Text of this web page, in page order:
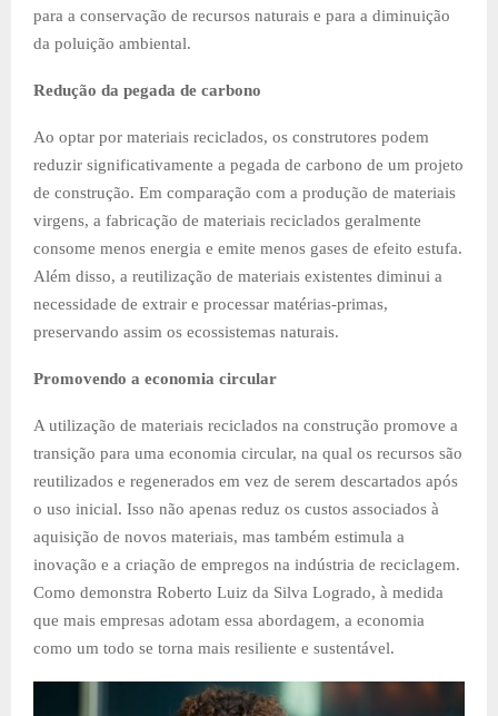
para a conservação de recursos naturais e para a diminuição
da poluição ambiental.
Redução da pegada de carbono
Ao optar por materiais reciclados, os construtores podem
reduzir significativamente a pegada de carbono de um projeto
de construção. Em comparação com a produção de materiais
virgens, a fabricação de materiais reciclados geralmente
consome menos energia e emite menos gases de efeito estufa.
Além disso, a reutilização de materiais existentes diminui a
necessidade de extrair e processar matérias-primas,
preservando assim os ecossistemas naturais.
Promovendo a economia circular
A utilização de materiais reciclados na construção promove a
transição para uma economia circular, na qual os recursos são
reutilizados e regenerados em vez de serem descartados após
o uso inicial. Isso não apenas reduz os custos associados à
aquisição de novos materiais, mas também estimula a
inovação e a criação de empregos na indústria de reciclagem.
Como demonstra Roberto Luiz da Silva Logrado, à medida
que mais empresas adotam essa abordagem, a economia
como um todo se torna mais resiliente e sustentável.